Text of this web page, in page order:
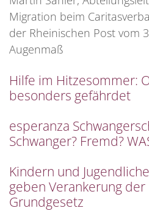
Migration beim
der Rheinischen Post vom
Augenmaß
Hilfe im Hitzesommer:
besonders gefährdet
esperanza
Schwanger? Fremd?
Kindern und
geben Verankerung
Grundgesetz